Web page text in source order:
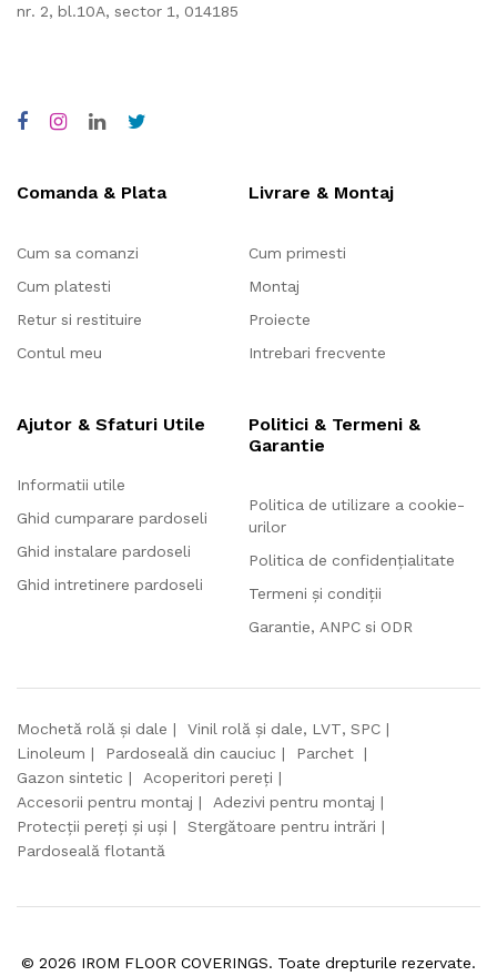
nr. 2, bl.10A, sector 1, 014185
Comanda & Plata
Cum sa comanzi
Cum platesti
Retur si restituire
Contul meu
Livrare & Montaj
Cum primesti
Montaj
Proiecte
Intrebari frecvente
Ajutor & Sfaturi Utile
Informatii utile
Ghid cumparare pardoseli
Ghid instalare pardoseli
Ghid intretinere pardoseli
Politici & Termeni &
Garantie
Politica de utilizare a cookie-
urilor
Politica de confidențialitate
Termeni și condiții
Garantie, ANPC si ODR
Mochetă rolă și dale
Vinil rolă și dale, LVT, SPC
Linoleum
Pardoseală din cauciuc
Parchet
Gazon sintetic
Acoperitori pereți
Accesorii pentru montaj
Adezivi pentru montaj
Protecții pereți și uși
Stergătoare pentru intrări
Pardoseală flotantă
© 2026 IROM FLOOR COVERINGS. Toate drepturile rezervate.